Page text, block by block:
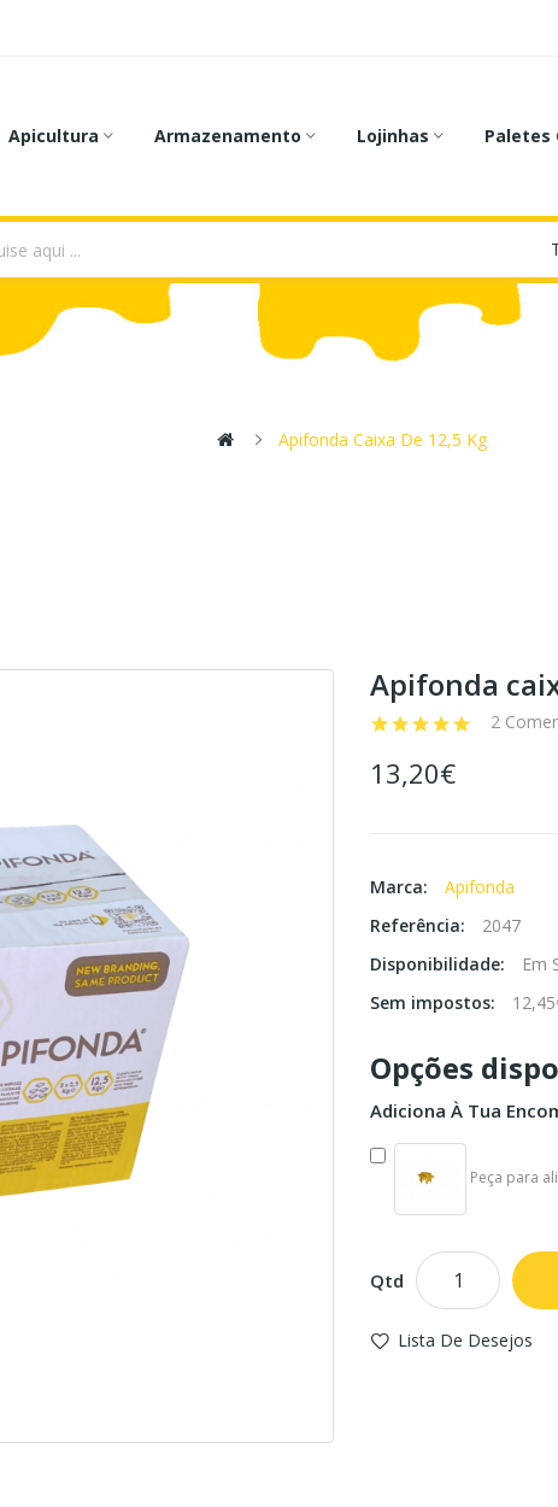
Apicultura Armazenamento Lojinhas Paletes
Apifonda Caixa De 12,5 Kg
Apifonda
2
13,20€
Marca:
Apifonda
Referência:
2047
Disponibilidade:
Em
Sem impostos:
Opções
Adiciona À Tua
Peça para
Qtd
Lista De Desejos